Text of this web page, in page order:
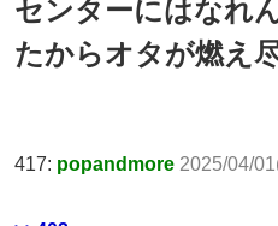
センターにはなれ
たからオタが燃え
417: popandmore 2025/04/